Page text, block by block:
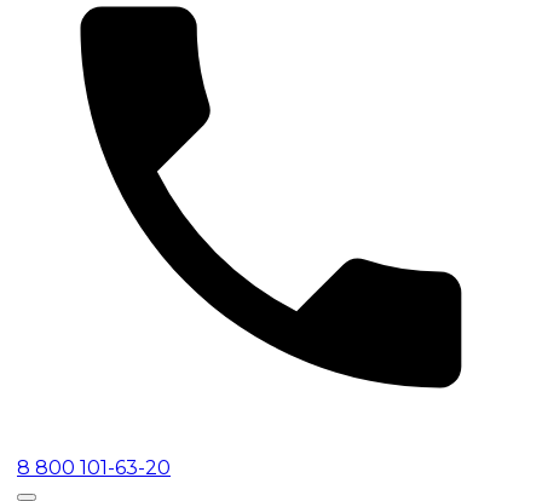
8 800 101-63-20